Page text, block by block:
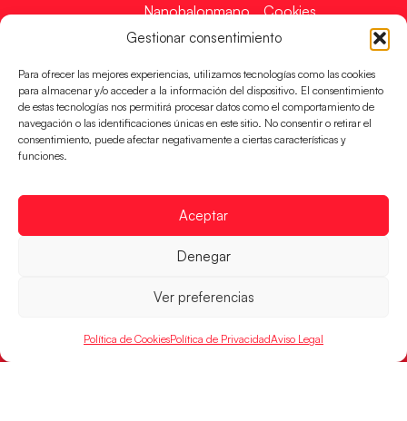
Gestionar consentimiento
Para ofrecer las mejores experiencias, utilizamos tecnologías como las cookies
para almacenar y/o acceder a la información del dispositivo. El consentimiento
de estas tecnologías nos permitirá procesar datos como el comportamiento de
navegación o las identificaciones únicas en este sitio. No consentir o retirar el
consentimiento, puede afectar negativamente a ciertas características y
funciones.
Aceptar
Denegar
Ver preferencias
Política de CookiesPolítica de PrivacidadAviso Legal
Nanobalonmano
Tienda
Cookies
Mapa Web
Incidencias
CONTACTO
EN
FINANCIADO
RFEBM © 2024. Todos los derechos reservados –
Desarrollado por